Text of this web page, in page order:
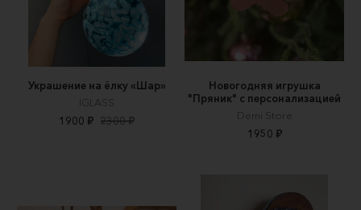
Украшение на ёлку «Шар»
IGLASS
1900 ₽ 2300 ₽
Новогодняя игрушка
"Пряник" c персонализацией
Demi Store
1950 ₽